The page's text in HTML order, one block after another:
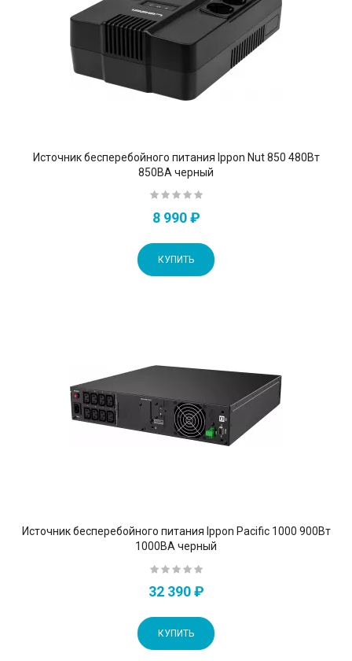
Источник бесперебойного питания Ippon Nut 850 480Вт
850ВА черный
8 990 ₽
КУПИТЬ
Источник бесперебойного питания Ippon Pacific 1000 900Вт
1000ВА черный
32 390 ₽
КУПИТЬ